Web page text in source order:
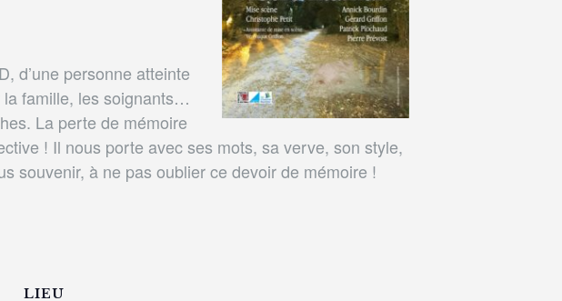
d’une personne atteinte
la famille, les soignants…
La perte de mémoire
! Il nous porte avec ses mots, sa verve, son style,
souvenir, à ne pas oublier ce devoir de mémoire !
LIEU